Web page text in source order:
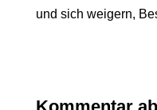
und sich weigern,